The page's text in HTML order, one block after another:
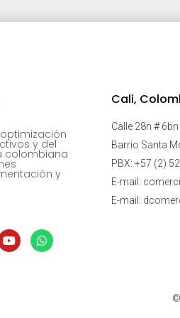
y del
colombiana
y
Cali,
Calle 28n # 6bn
Barrio Santa
PBX: +57 (2)
E-mail:
E-mail:
©